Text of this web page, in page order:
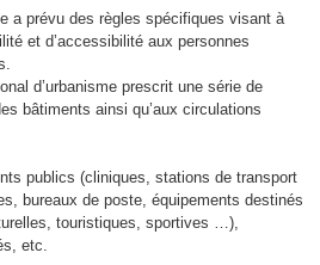
a prévu des règles spécifiques visant à
et d’accessibilité aux personnes
d’urbanisme prescrit une série de
bâtiments ainsi qu’aux circulations
publics (cliniques, stations de transport
bureaux de poste, équipements destinés
touristiques, sportives …),
etc.